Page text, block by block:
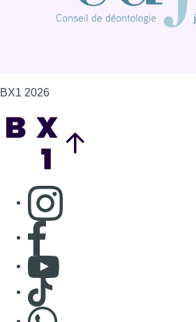
BX1 2026
Consulter page Instagram
Consulter page Facebook
Consulter Youtube
Consulter TikTok